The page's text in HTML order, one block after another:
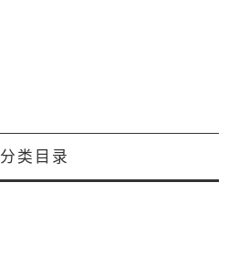
分类目录